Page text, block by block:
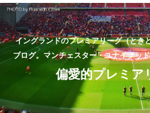
イングランドのプレミアリーグ（とき
ブログ。マンチェスター・ユナイテッ
偏愛的プレミア